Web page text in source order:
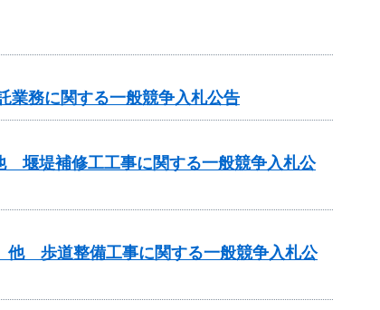
業務に関する一般競争入札公告
堰堤補修工工事に関する一般競争入札公
他 歩道整備工事に関する一般競争入札公